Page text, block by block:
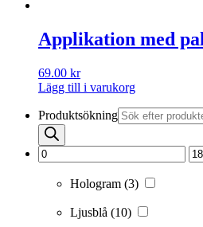
Applikation med
69.00 kr
Lägg till i varukorg
Produktsökning
Hologram (3)
Ljusblå (10)